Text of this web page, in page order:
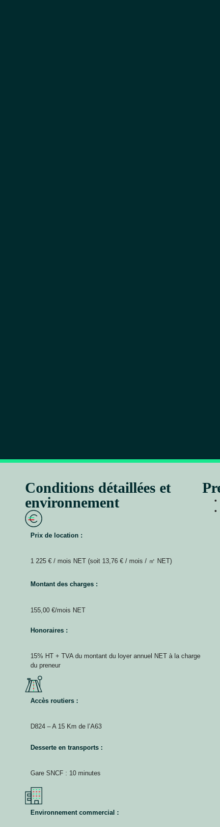
Conditions détaillées et
environnement
Prix de location :
1 225 € / mois NET (soit 13,76 € / mois / ㎡ NET)
Montant des charges :
155,00 €/mois NET
Honoraires :
15% HT + TVA du montant du loyer annuel NET à la charge
du preneur
Accès routiers :
D824 – A 15 Km de l’A63
Desserte en transports :
Gare SNCF : 10 minutes
Environnement commercial :